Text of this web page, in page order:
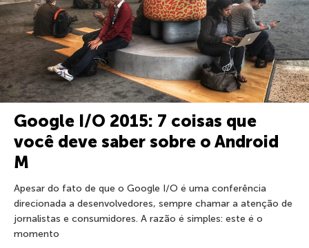
Google I/O 2015: 7 coisas que
você deve saber sobre o Android
M
Apesar do fato de que o Google I/O é uma conferência
direcionada a desenvolvedores, sempre chamar a atenção de
jornalistas e consumidores. A razão é simples: este é o
momento